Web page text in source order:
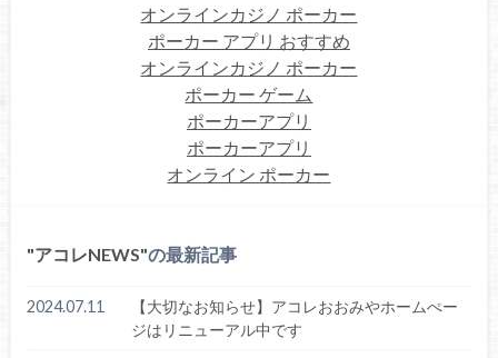
オンラインカジノ ポーカー
ポーカー アプリ おすすめ
オンラインカジノ ポーカー
ポーカー ゲーム
ポーカーアプリ
ポーカーアプリ
オンライン ポーカー
アコレNEWS の最新記事
2024.07.11
【大切なお知らせ】アコレおおみやホームぺー
ジはリニューアル中です